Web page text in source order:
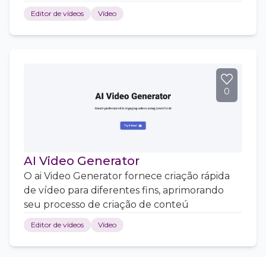
Editor de vídeos Vídeo
0
AI Video Generator
O ai Video Generator fornece criação rápida
de vídeo para diferentes fins, aprimorando
seu processo de criação de conteú
Editor de vídeos Vídeo